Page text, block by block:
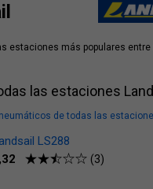
estaciones más populares entre
las estaciones
de todas las
LS288
(3)